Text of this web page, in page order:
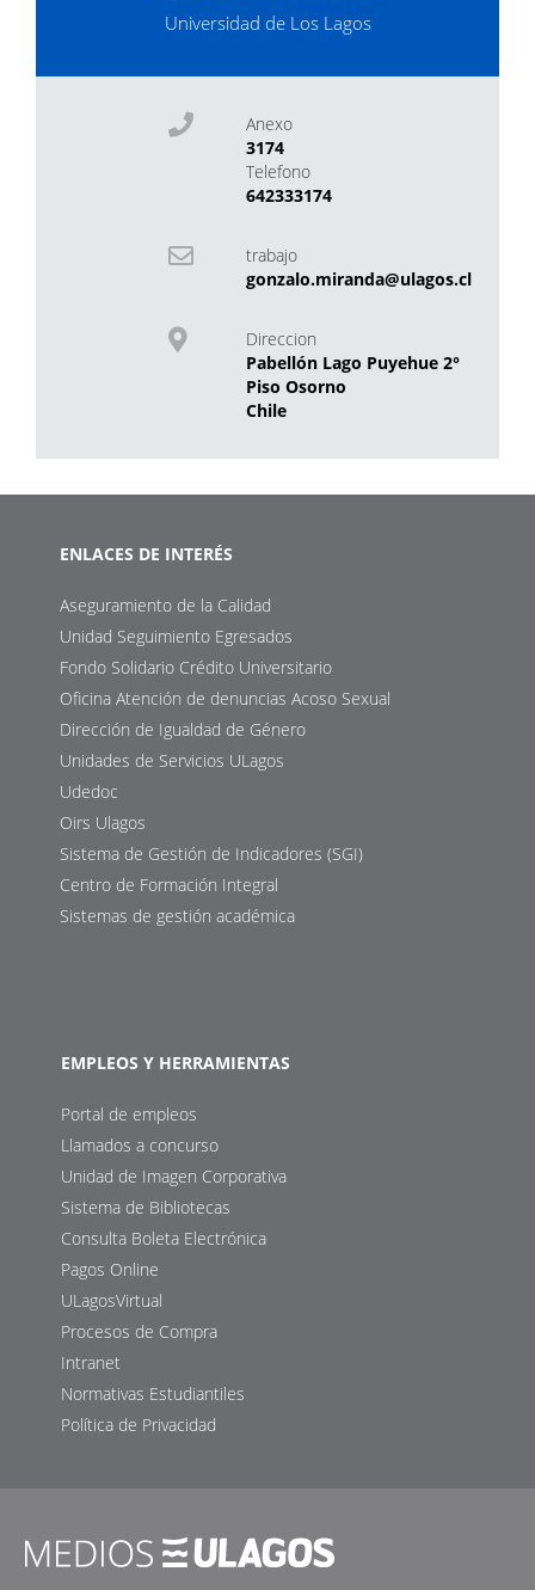
Universidad de Los Lagos
Anexo
3174
Telefono
642333174
trabajo
gonzalo.miranda@ulagos.cl
Direccion
Pabellón Lago Puyehue 2°
Piso Osorno
Chile
ENLACES DE INTERÉS
Aseguramiento de la Calidad
Unidad Seguimiento Egresados
Fondo Solidario Crédito Universitario
Oficina Atención de denuncias Acoso Sexual
Dirección de Igualdad de Género
Unidades de Servicios ULagos
Udedoc
Oirs Ulagos
Sistema de Gestión de Indicadores (SGI)
Centro de Formación Integral
Sistemas de gestión académica
EMPLEOS Y HERRAMIENTAS
Portal de empleos
Llamados a concurso
Unidad de Imagen Corporativa
Sistema de Bibliotecas
Consulta Boleta Electrónica
Pagos Online
ULagosVirtual
Procesos de Compra
Intranet
Normativas Estudiantiles
Política de Privacidad